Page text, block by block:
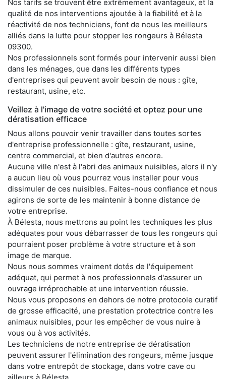
Nos tarifs se trouvent être extrêmement avantageux, et la
qualité de nos interventions ajoutée à la fiabilité et à la
réactivité de nos techniciens, font de nous les meilleurs
alliés dans la lutte pour stopper les rongeurs à Bélesta
09300.
Nos professionnels sont formés pour intervenir aussi bien
dans les ménages, que dans les différents types
d'entreprises qui peuvent avoir besoin de nous : gîte,
restaurant, usine, etc.
Veillez à l'image de votre société et optez pour une
dératisation efficace
Nous allons pouvoir venir travailler dans toutes sortes
d'entreprise professionnelle : gîte, restaurant, usine,
centre commercial, et bien d'autres encore.
Aucune ville n'est à l'abri des animaux nuisibles, alors il n'y
a aucun lieu où vous pourrez vous installer pour vous
dissimuler de ces nuisibles. Faites-nous confiance et nous
agirons de sorte de les maintenir à bonne distance de
votre entreprise.
À Bélesta, nous mettrons au point les techniques les plus
adéquates pour vous débarrasser de tous les rongeurs qui
pourraient poser problème à votre structure et à son
image de marque.
Nous nous sommes vraiment dotés de l'équipement
adéquat, qui permet à nos professionnels d'assurer un
ouvrage irréprochable et une intervention réussie.
Nous vous proposons en dehors de notre protocole curatif
de grosse efficacité, une prestation protectrice contre les
animaux nuisibles, pour les empêcher de vous nuire à
vous ou à vos activités.
Les techniciens de notre entreprise de dératisation
peuvent assurer l'élimination des rongeurs, même jusque
dans votre entrepôt de stockage, dans votre cave ou